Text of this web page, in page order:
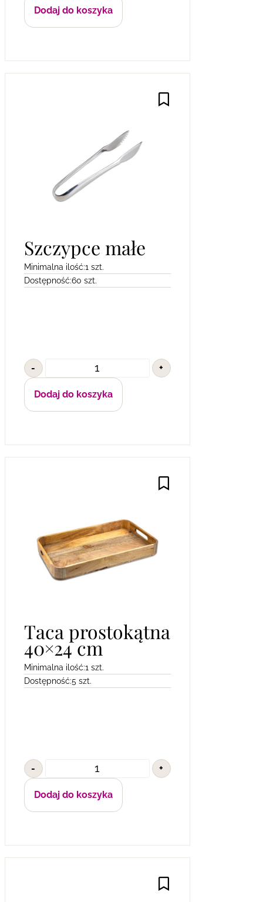
Dodaj do koszyka
Szczypce małe
Minimalna ilość:1 szt.
Dostępność:60 szt.
- +
Dodaj do koszyka
Taca prostokątna
40×24 cm
Minimalna ilość:1 szt.
Dostępność:5 szt.
- +
Dodaj do koszyka